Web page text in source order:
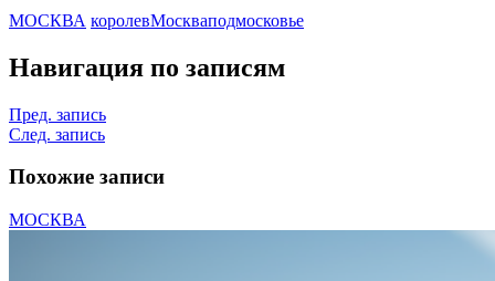
МОСКВА королевМоскваподмосковье
Навигация по записям
Пред. запись
След. запись
Похожие записи
МОСКВА